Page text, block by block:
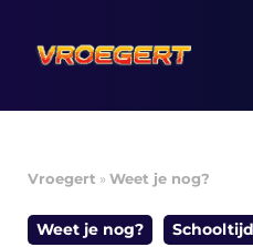
naar
inhoud
Vroegert »Weet je nog?
Weet je nog? Schooltijd